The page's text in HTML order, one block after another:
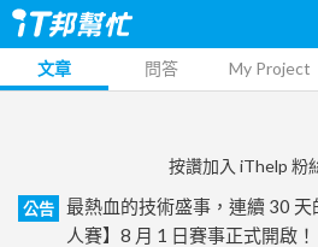
文章 問答 My Project
按讚加入 iThelp 粉
公告
最熱血的技術盛事，連續 30
人賽】8 月 1 日賽事正式開啟！